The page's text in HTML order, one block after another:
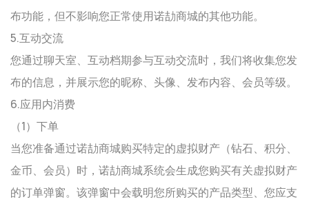
布功能，但不影响您正常使用诺劼商城的其他功能。
5.互动交流
您通过聊天室、互动档期参与互动交流时，我们将收集您发
布的信息，并展示您的昵称、头像、发布内容、会员等级。
6.应用内消费
（1）下单
当您准备通过诺劼商城购买特定的虚拟财产（钻石、积分、
金币、会员）时，诺劼商城系统会生成您购买有关虚拟财产
的订单弹窗。该弹窗中会载明您所购买的产品类型、您应支